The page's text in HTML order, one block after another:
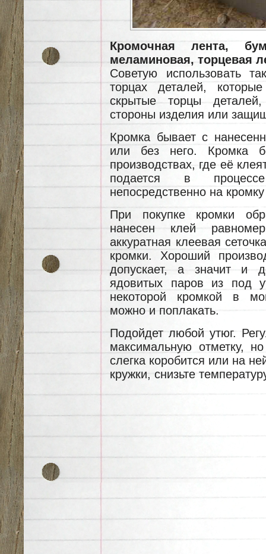
Кромочная лента,
меламиновая, торцевая
Советую использовать
торцах деталей,
скрытые торцы
стороны изделия или
Кромка бывает с
или без него. Кромка
производствах, где её
подается в
непосредственно на
При покупке кромки
нанесен клей
аккуратная клеевая
кромки. Хороший
допускает, а значит и
ядовитых паров из под
некоторой кромкой в
можно и поплакать.
Подойдет любой утюг.
максимальную отметку,
слегка коробится или на
кружки, снизьте